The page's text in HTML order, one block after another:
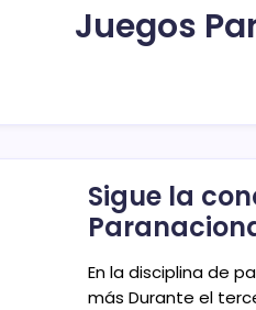
Juegos
Sigue la
En la disciplina de
más Durante el